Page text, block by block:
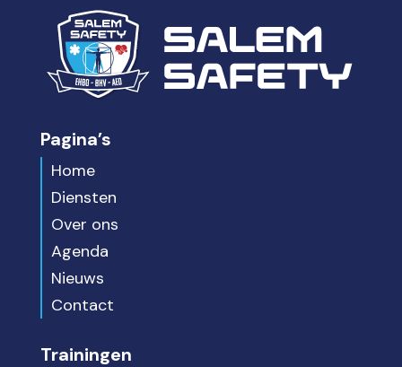
Pagina’s
Home
Diensten
Over ons
Agenda
Nieuws
Contact
Trainingen